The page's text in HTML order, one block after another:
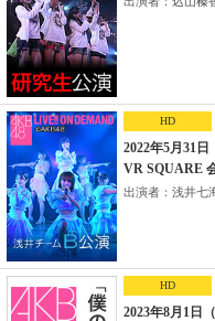
HD
2022年5月31
VR SQUARE
出演者：浅井七
HD
2023年8月1日